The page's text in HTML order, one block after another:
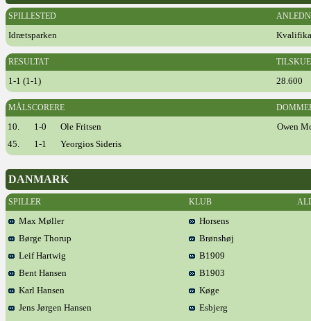
SPILLESTED
Idrætsparken
RESULTAT
1-1 (1-1) 28.600
MÅLSCORERE
10. 1-0 Ole Fritsen
Owen
45.
1-1 Yeorgios Sideris
DANMARK
SPILLER KLUB
Max Møller
Horsens
Børge Thorup
Brønshøj
Leif Hartwig
B1909
Bent Hansen
B1903
Karl Hansen
Køge
Jens Jørgen Hansen
Esbjerg